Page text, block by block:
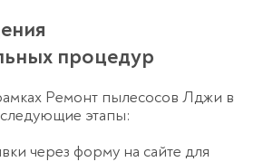
процедур
Ремонт пылесосов Лджи в
этапы:
через форму на сайте для